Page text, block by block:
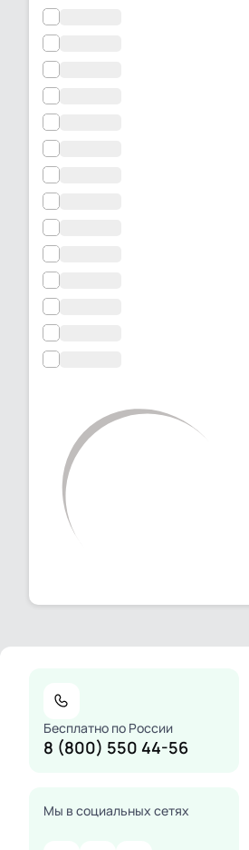
Бесплатно по России
8 (800) 550 44-56
Мы в социальных сетях